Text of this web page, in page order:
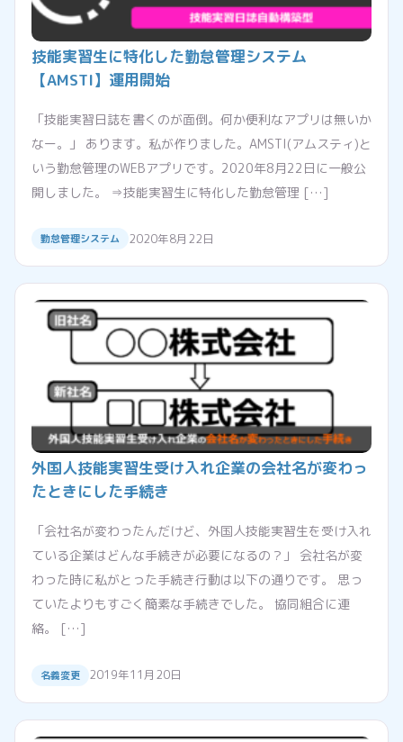
技能実習生に特化した勤怠管理システム
【AMSTI】運用開始
「技能実習日誌を書くのが面倒。何か便利なアプリは無いか
なー。」 あります。私が作りました。AMSTI(アムスティ)と
いう勤怠管理のWEBアプリです。2020年8月22日に一般公
開しました。 ⇒技能実習生に特化した勤怠管理 […]
勤怠管理システム 2020年8月22日
外国人技能実習生受け入れ企業の会社名が変わっ
たときにした手続き
「会社名が変わったんだけど、外国人技能実習生を受け入れ
ている企業はどんな手続きが必要になるの？」 会社名が変
わった時に私がとった手続き行動は以下の通りです。 思っ
ていたよりもすごく簡素な手続きでした。 協同組合に連
絡。 […]
名義変更 2019年11月20日